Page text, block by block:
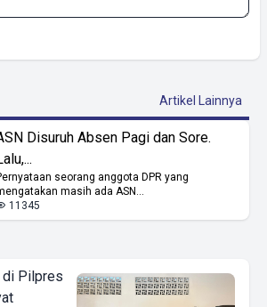
Artikel Lainnya
Disuruh Absen Pagi dan Sore.
seorang anggota DPR yang
masih ada ASN...
11345
di Pilpres